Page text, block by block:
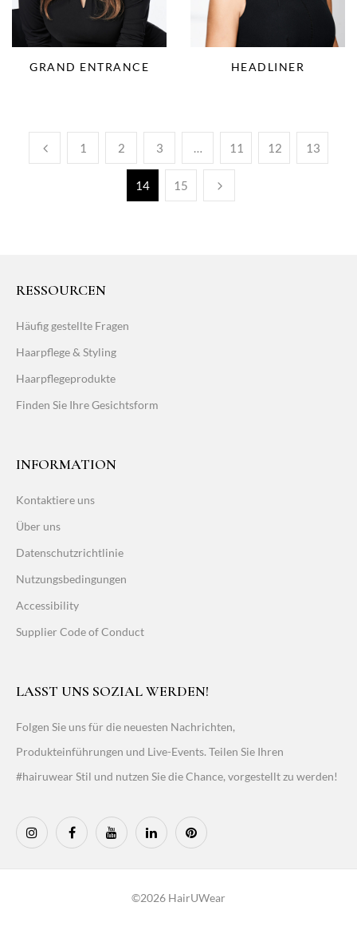
GRAND ENTRANCE HEADLINER
1 2 3 11 12 13
14 15
RESSOURCEN
Häufig gestellte Fragen
Haarpflege & Styling
Haarpflegeprodukte
Finden Sie Ihre Gesichtsform
INFORMATION
Kontaktiere uns
Über uns
Datenschutzrichtlinie
Nutzungsbedingungen
Accessibility
Supplier Code of Conduct
LASST UNS SOZIAL WERDEN!
Folgen Sie uns für die neuesten Nachrichten,
Produkteinführungen und Live-Events. Teilen Sie Ihren
#hairuwear Stil und nutzen Sie die Chance, vorgestellt zu werden!
©2026 HairUWear